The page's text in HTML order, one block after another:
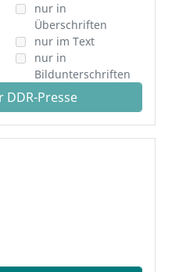
nur in
Überschriften
nur im Text
nur in
Bildunterschriften
DDR-Presse